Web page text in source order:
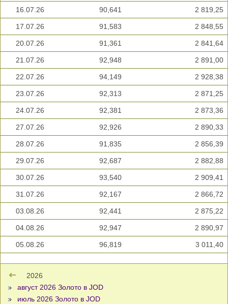
16.07.26 90,641 2 819,25
17.07.26 91,583 2 848,55
20.07.26 91,361 2 841,64
21.07.26 92,948 2 891,00
22.07.26 94,149 2 928,38
23.07.26 92,313 2 871,25
24.07.26 92,381 2 873,36
27.07.26 92,926 2 890,33
28.07.26 91,835 2 856,39
29.07.26 92,687 2 882,88
30.07.26 93,540 2 909,41
31.07.26 92,167 2 866,72
03.08.26 92,441 2 875,22
04.08.26 92,947 2 890,97
05.08.26 96,819 3 011,40
2026
август 2026 Золото в JOD
июль 2026 Золото в JOD